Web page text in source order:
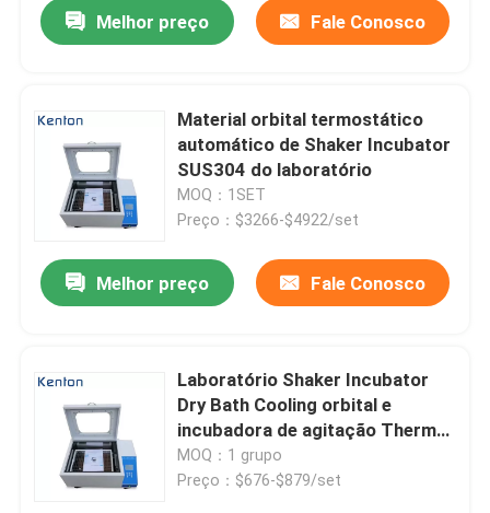
Melhor preço Fale Conosco
Material orbital termostático
automático de Shaker Incubator
SUS304 do laboratório
MOQ：1SET
Preço：$3266-$4922/set
Melhor preço Fale Conosco
Laboratório Shaker Incubator
Dry Bath Cooling orbital e
incubadora de agitação Thermo
de aquecimento
MOQ：1 grupo
Preço：$676-$879/set